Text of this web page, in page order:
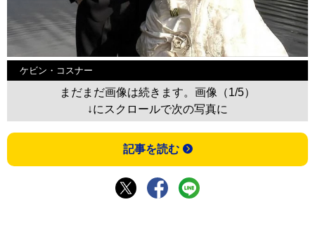
ケビン・コスナー
まだまだ画像は続きます。画像（1/5）
↓にスクロールで次の写真に
記事を読む